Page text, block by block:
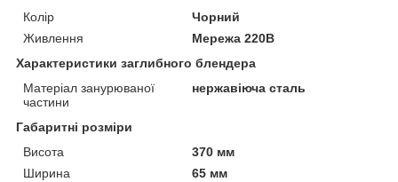
Колір
Чорний
Живлення
Мережа 220В
Характеристики заглибного блендера
Матеріал занурюваної
частини
нержавіюча сталь
Габаритні розміри
Висота
370 мм
Ширина
65 мм